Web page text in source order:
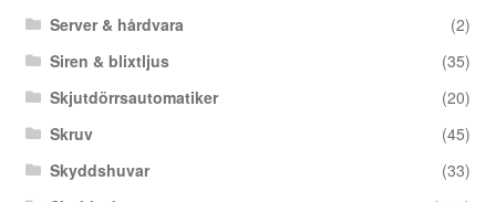
Server & hårdvara
(2)
Siren & blixtljus
(35)
Skjutdörrsautomatiker
(20)
Skruv
(45)
Skyddshuvar
(33)